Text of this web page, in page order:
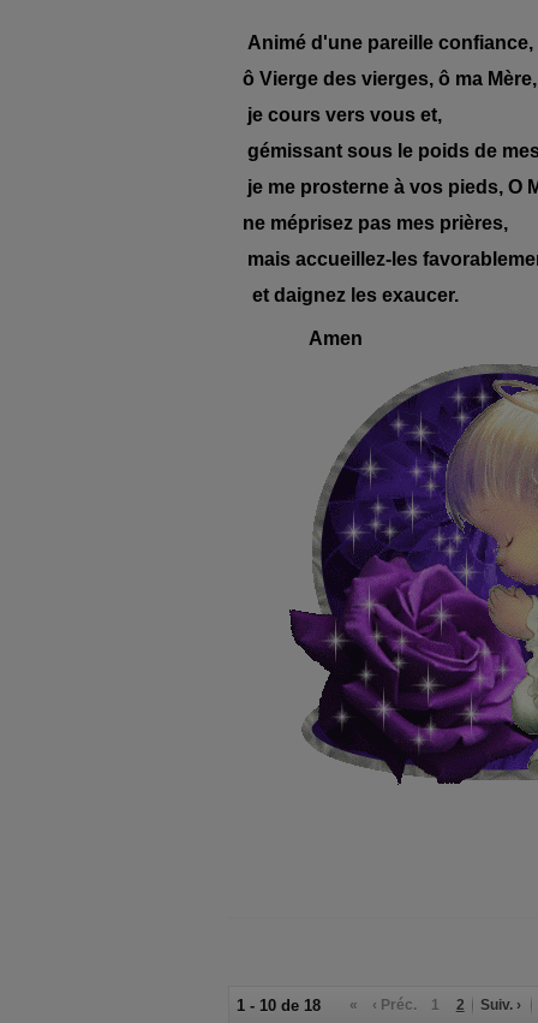
Animé d'une pareille confiance,
ô Vierge des vierges, ô ma Mère,
je cours vers vous et,
gémissant sous le poids de
je me prosterne à vos pieds, O
ne méprisez pas mes prières,
mais accueillez-les
et daignez les exaucer.
Amen
1 - 10 de 18 « ‹ Préc. 1 2 Suiv. ›